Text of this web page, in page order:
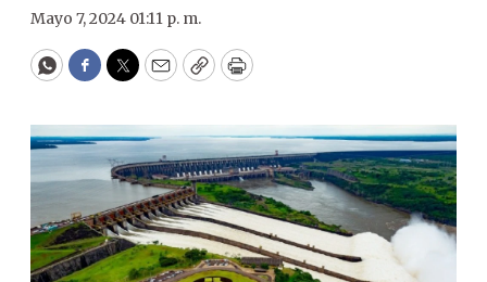
Mayo 7, 2024 01:11 p. m.
WhatsApp
Facebook
Twitter
EmailCopyPrint